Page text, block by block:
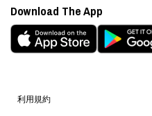
利用規約
Download The App